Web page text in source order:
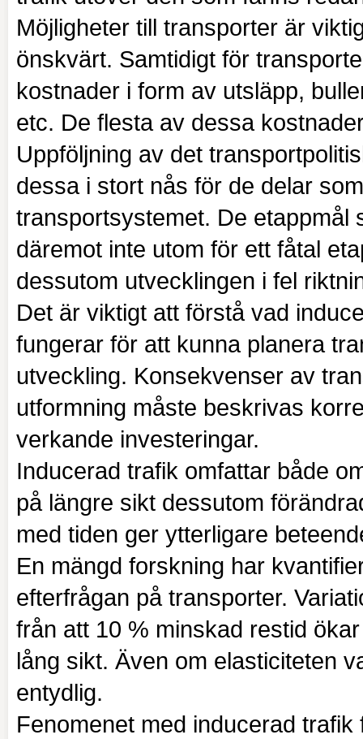
Möjligheter till transporter är
önskvärt. Samtidigt för
kostnader i form av utsläpp,
etc. De flesta av dessa
Uppföljning av det
dessa i stort nås för de delar
transportsystemet. De etappmål
däremot inte utom för ett fåtal
dessutom utvecklingen i fel
Det är viktigt att förstå vad
fungerar för att kunna planera
utveckling. Konsekvenser av
utformning måste beskrivas
verkande investeringar.
Inducerad trafik omfattar både
på längre sikt dessutom
med tiden ger ytterligare
En mängd forskning har
efterfrågan på transporter.
från att 10 % minskad restid
lång sikt. Även om elasticiteten
entydlig.
Fenomenet med inducerad